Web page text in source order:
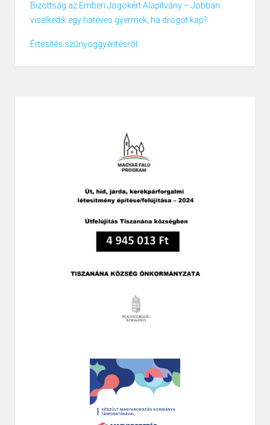
Bizottság az Emberi Jogokért Alapítvány – Jobban
viselkedik egy hatéves gyermek, ha drogot kap?
Értesítés szúnyoggyérítésről